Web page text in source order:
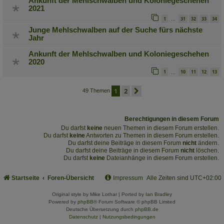
2021
1 31 32 33 34
Junge Mehlschwalben auf der Suche fürs nächste
Jahr
Ankunft der Mehlschwalben und Koloniegeschehen
2020
1 10 11 12 13
49 Themen 1 2
Berechtigungen in diesem Forum
Du darfst keine neuen Themen in diesem Forum erstellen.
Du darfst keineAntworten zu Themen in diesem Forum erstellen.
Du darfst deine Beiträge in diesem Forum nicht ändern.
Du darfst deine Beiträge in diesem Forum nicht löschen.
Du darfst keine Dateianhänge in diesem Forum erstellen.
Startseite Foren-Übersicht Alle Zeiten sind UTC+02:00
Impressum
Original style by Mike Lothar | Ported by Ian Bradley
Powered by phpBB® Forum Software © phpBB Limited
Deutsche Übersetzung durch phpBB.de
Datenschutz| Nutzungsbedingungen